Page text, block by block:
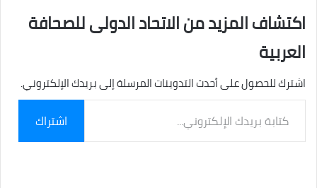
اكتشاف المزيد من الاتحاد الدولى للصحافة
العربية
اشترك للحصول على أحدث التدوينات المرسلة إلى بريدك الإلكتروني.
بريدك
الإلكتروني...
اشتراك